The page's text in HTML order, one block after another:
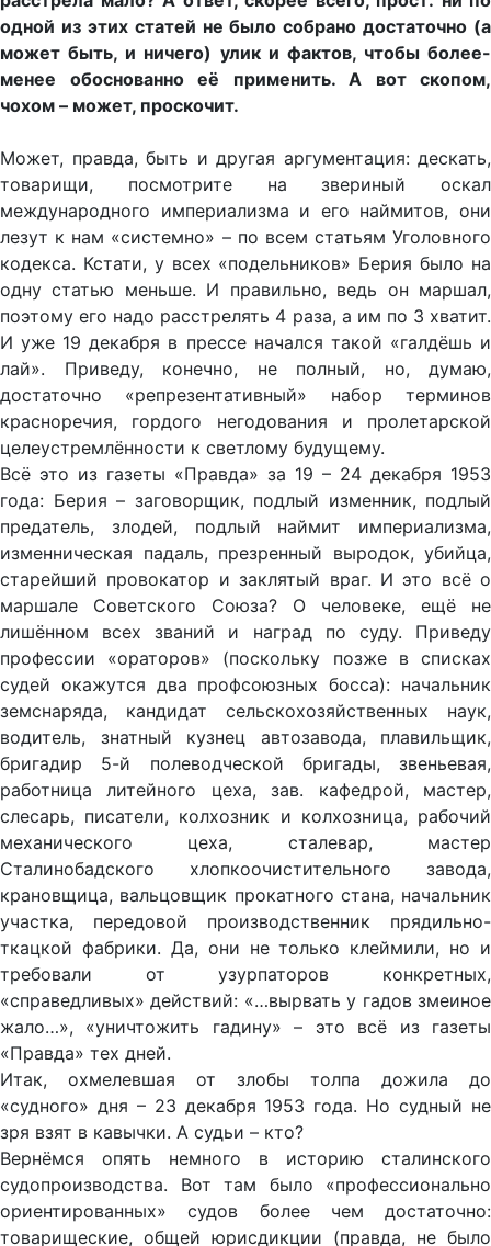
одной из этих статей не было собрано достаточно (а
может быть, и ничего) улик и фактов, чтобы более-
менее обоснованно её применить. А вот скопом,
чохом – может, проскочит.
Может, правда, быть и другая аргументация: дескать,
товарищи, посмотрите на звериный оскал
международного империализма и его наймитов, они
лезут к нам «системно» – по всем статьям Уголовного
кодекса. Кстати, у всех «подельников» Берия было на
одну статью меньше. И правильно, ведь он маршал,
поэтому его надо расстрелять 4 раза, а им по 3 хватит.
И уже 19 декабря в прессе начался такой «галдёшь и
лай». Приведу, конечно, не полный, но, думаю,
достаточно «репрезентативный» набор терминов
красноречия, гордого негодования и пролетарской
целеустремлённости к светлому будущему.
Всё это из газеты «Правда» за 19 – 24 декабря 1953
года: Берия – заговорщик, подлый изменник, подлый
предатель, злодей, подлый наймит империализма,
изменническая падаль, презренный выродок, убийца,
старейший провокатор и заклятый враг. И это всё о
маршале Советского Союза? О человеке, ещё не
лишённом всех званий и наград по суду. Приведу
профессии «ораторов» (поскольку позже в списках
судей окажутся два профсоюзных босса): начальник
земснаряда, кандидат сельскохозяйственных наук,
водитель, знатный кузнец автозавода, плавильщик,
бригадир 5-й полеводческой бригады, звеньевая,
работница литейного цеха, зав. кафедрой, мастер,
слесарь, писатели, колхозник и колхозница, рабочий
механического цеха, сталевар, мастер
Сталинобадского хлопкоочистительного завода,
крановщица, вальцовщик прокатного стана, начальник
участка, передовой производственник прядильно-
ткацкой фабрики. Да, они не только клеймили, но и
требовали от узурпаторов конкретных,
«справедливых» действий: «…вырвать у гадов змеиное
жало…», «уничтожить гадину» – это всё из газеты
«Правда» тех дней.
Итак, охмелевшая от злобы толпа дожила до
«судного» дня – 23 декабря 1953 года. Но судный не
зря взят в кавычки. А судьи – кто?
Вернёмся опять немного в историю сталинского
судопроизводства. Вот там было «профессионально
ориентированных» судов более чем достаточно:
товарищеские, общей юрисдикции (правда, не было